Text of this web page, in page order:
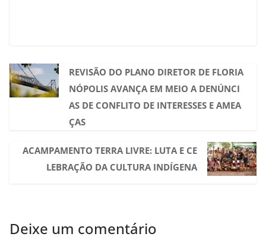
REVISÃO DO PLANO DIRETOR DE FLORIA
NÓPOLIS AVANÇA EM MEIO A DENÚNCI
AS DE CONFLITO DE INTERESSES E AMEA
ÇAS
ACAMPAMENTO TERRA LIVRE: LUTA E CE
LEBRAÇÃO DA CULTURA INDÍGENA​
Deixe um comentário